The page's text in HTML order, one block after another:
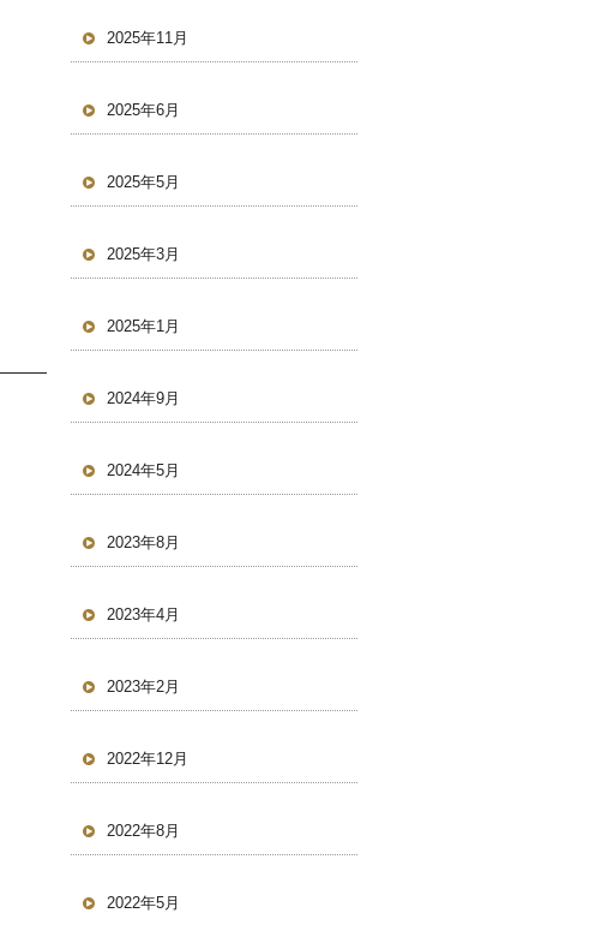
2025年11月
2025年6月
2025年5月
2025年3月
2025年1月
2024年9月
2024年5月
2023年8月
2023年4月
2023年2月
2022年12月
2022年8月
2022年5月